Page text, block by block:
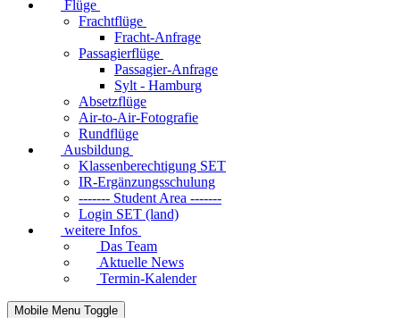
Flüge
Frachtflüge
Fracht-Anfrage
Passagierflüge
Passagier-Anfrage
Sylt - Hamburg
Absetzflüge
Air-to-Air-Fotografie
Rundflüge
Ausbildung
Klassenberechtigung SET
IR-Ergänzungsschulung
------- Student Area -------
Login SET (land)
weitere Infos
Das Team
Aktuelle News
Termin-Kalender
Mobile Menu Toggle